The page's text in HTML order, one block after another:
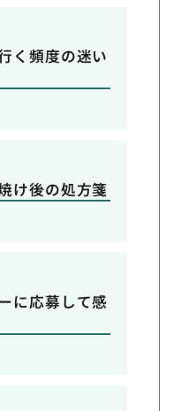
く頻度の迷い
け後の処方箋
に応募して感